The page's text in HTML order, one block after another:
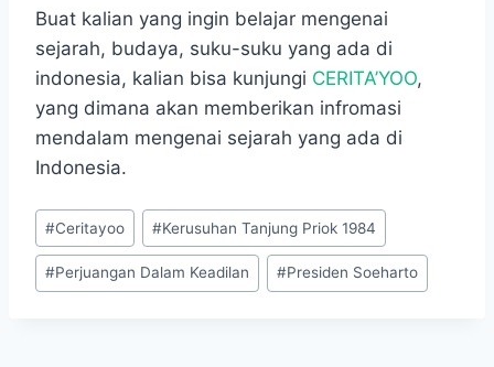
Buat kalian yang ingin belajar mengenai
sejarah, budaya, suku-suku yang ada di
indonesia, kalian bisa kunjungi CERITA’YOO,
yang dimana akan memberikan infromasi
mendalam mengenai sejarah yang ada di
Indonesia.
Post
Tags:
#Ceritayoo #Kerusuhan Tanjung Priok 1984
#Perjuangan Dalam Keadilan #Presiden Soeharto